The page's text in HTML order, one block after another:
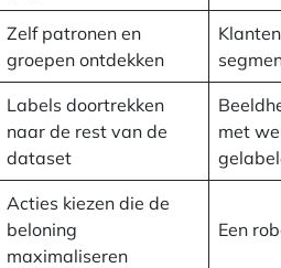
Zelf patronen en
groepen ontdekken
Labels doortrekken
naar de rest van de
dataset
met
Acties kiezen die de
beloning
maximaliseren
Een